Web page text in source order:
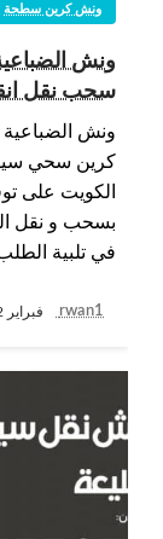
ونش كرين سطحة
سحب نقل
ونش
كرين سحي
الكويت على
بسحب و نقل
في تلبية
rwan1 فبراير 22, 2021